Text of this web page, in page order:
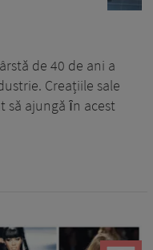
de 40 de ani a
Creațiile sale
să ajungă ȋn acest